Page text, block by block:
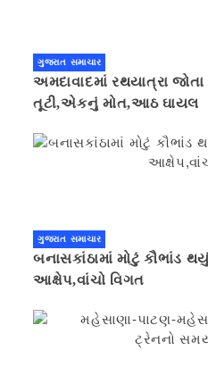
ગુજરાત સમાચાર
અમદાવાદમાં રથયાત્રા
તૂટી,એકનું મોત,આઠ ઘાયલ
ગુજરાત સમાચાર
બનાસકાંઠામાં મોટું કૌભાંડ
આક્ષેપ,વાંચો વિગત